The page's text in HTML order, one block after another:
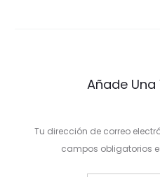
Añade
Tu dirección de correo
campos obligatorios